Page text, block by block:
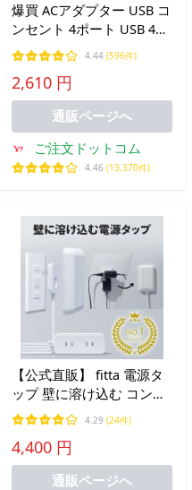
爆買 ACアダプター USB コ
ンセント 4ポート USB 4口
5.4A 充電器 USB充電器 コ
ンセント 3口 電源タップ
アダプター Quick Charger
3.0A対応 jiang jiang-tap01
4.44 (596件)
2,610 円
通販ページへ
ご注文ドットコム
4.46 (13,370件)
【公式直販】 fitta 電源タ
ップ 壁に溶け込む コンセ
ントカバー 1.8m 0.9m 3個
口 ほこりシャッター コン
セント タップ コンセント
ガード おしゃれ
4.29 (24件)
4,400 円
通販ページへ